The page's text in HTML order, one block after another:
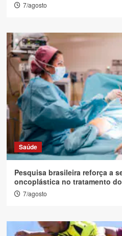
7/agosto
Saúde
Pesquisa brasileira reforça a
oncoplástica no tratamento
7/agosto